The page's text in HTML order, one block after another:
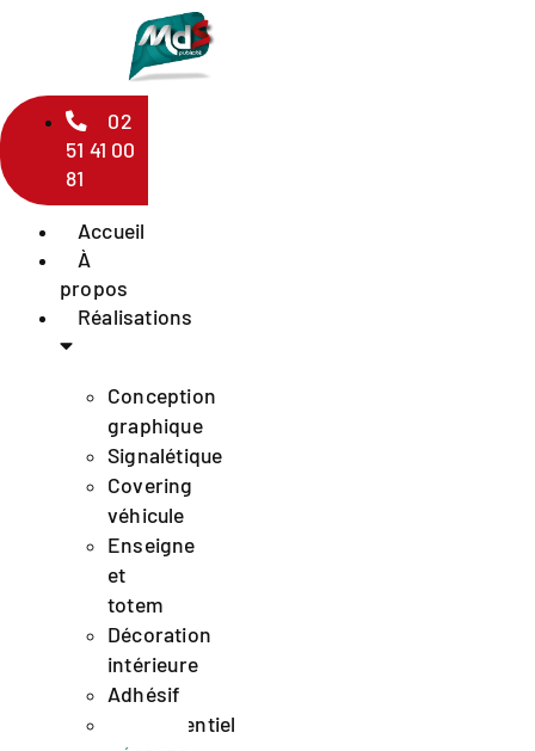
02
51 41 00
81
Accueil
À
propos
Réalisations
Conception
graphique
Signalétique
Covering
véhicule
Enseigne
et
totem
Décoration
intérieure
Adhésif
Évènementiel